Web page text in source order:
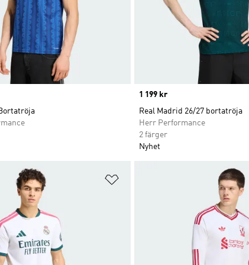
Price
1 199 kr
Real Madrid 26/27 bortatröja
Herr Performance
2 färger
Nyhet